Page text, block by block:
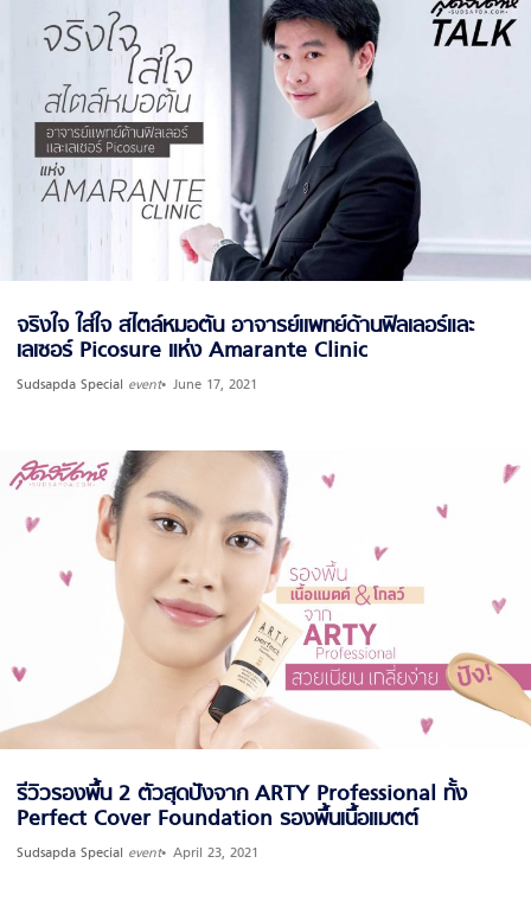
จริงใจ ใส่ใจ สไตล์หมอต้น อาจารย์เเพทย์ด้านฟิลเลอร์และ
เลเซอร์ Picosure แห่ง Amarante Clinic
Sudsapda Special event June 17, 2021
รีวิวรองพื้น 2 ตัวสุดปังจาก ARTY Professional ทั้ง
Perfect Cover Foundation รองพื้นเนื้อแมตต์
Sudsapda Special event April 23, 2021